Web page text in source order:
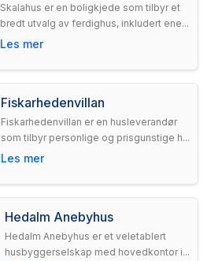
Skalahus er en boligkjede som tilbyr et
bredt utvalg av ferdighus, inkludert ene...
Les mer
Fiskarhedenvillan
Fiskarhedenvillan er en husleverandør
som tilbyr personlige og prisgunstige h...
Les mer
Hedalm Anebyhus
Hedalm Anebyhus er et veletablert
husbyggerselskap med hovedkontor i...